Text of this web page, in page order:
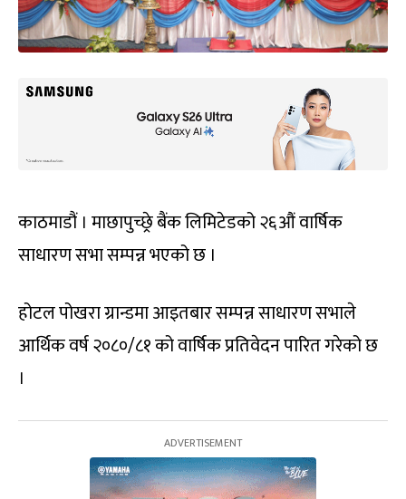
काठमाडौं । माछापुच्छ्रे बैंक लिमिटेडको २६औं वार्षिक
साधारण सभा सम्पन्न भएको छ ।
होटल पोखरा ग्रान्डमा आइतबार सम्पन्न साधारण सभाले
आर्थिक वर्ष २०८०/८१ को वार्षिक प्रतिवेदन पारित गरेको छ
।